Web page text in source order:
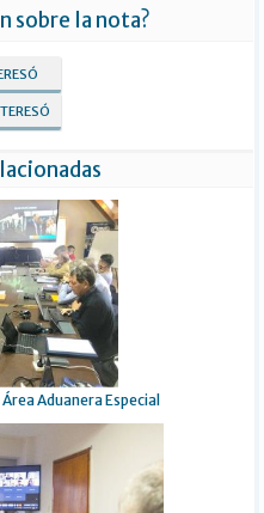
sobre la nota?
Aduanera Especial